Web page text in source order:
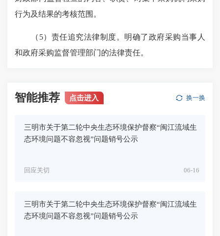
行为及结果的考核范围。
（5）责任追究法律制度。明确了政府采购当事人
和政府采购监督管理部门的法律责任。
智能推荐 点击进入 换一换
三明市关于第二轮中央生态环境保护督察“闽江流域生
态环境问题不容忽视”问题销号公示
06-16
回应关切
三明市关于第二轮中央生态环境保护督察“闽江流域生
态环境问题不容忽视”问题销号公示